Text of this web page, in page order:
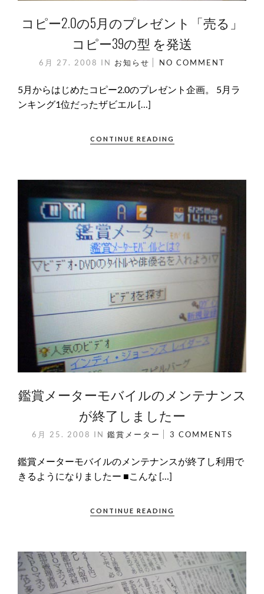
コピー2.0の5月のプレゼント「売る」
コピー39の型 を発送
6月 27. 2008 IN お知らせ NO COMMENT
5月からはじめたコピー2.0のプレゼント企画。 5月ラ
ンキング1位だったザビエル […]
CONTINUE READING
鑑賞メーターモバイルのメンテナンス
が終了しましたー
6月 25. 2008 IN 鑑賞メーター 3 COMMENTS
鑑賞メーターモバイルのメンテナンスが終了し利用で
きるようになりましたー ■こんな […]
CONTINUE READING